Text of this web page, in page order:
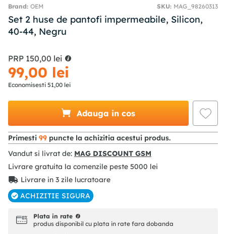
OEM SKU: MAG_98260313
Set 2 huse de pantofi impermeabile, Silicon,
40-44, Negru
PRP 150,00 lei
99,00 lei
Economisesti 51,00 lei
Adauga in cos
Primesti 99 puncte la achizitia acestui produs.
Vandut si livrat de: MAG DISCOUNT GSM
Livrare gratuita la comenzile peste 5000 lei
Livrare in 3 zile lucratoare
ACHIZITIE SIGURA
Plata in rate
produs disponibil cu plata in rate fara dobanda